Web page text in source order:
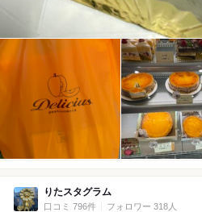
りたスタグラム
口コミ 796件 フォロワー 318人